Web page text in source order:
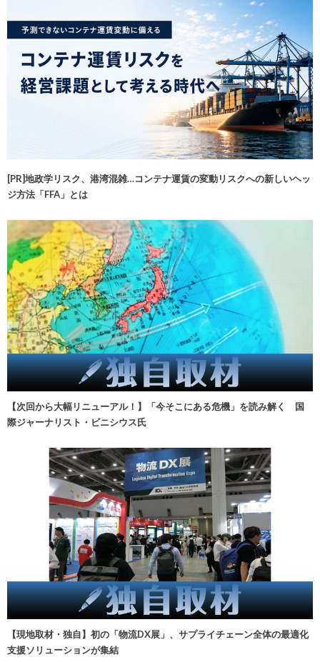
[PR]地政学リスク、港湾混雑…コンテナ運賃の変動リスクへの新しいヘッ
ジ方法「FFA」とは
【次回から大幅リニューアル！】「今そこにある危機」を読み解く 国
際ジャーナリスト・ビニシウス氏
【現地取材・独自】初の「物流DX展」、サプライチェーン全体の最適化
支援ソリューションが集結